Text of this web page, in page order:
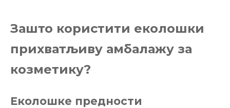
Зашто користити еколошки
прихватљиву амбалажу за
козметику?
Еколошке предности